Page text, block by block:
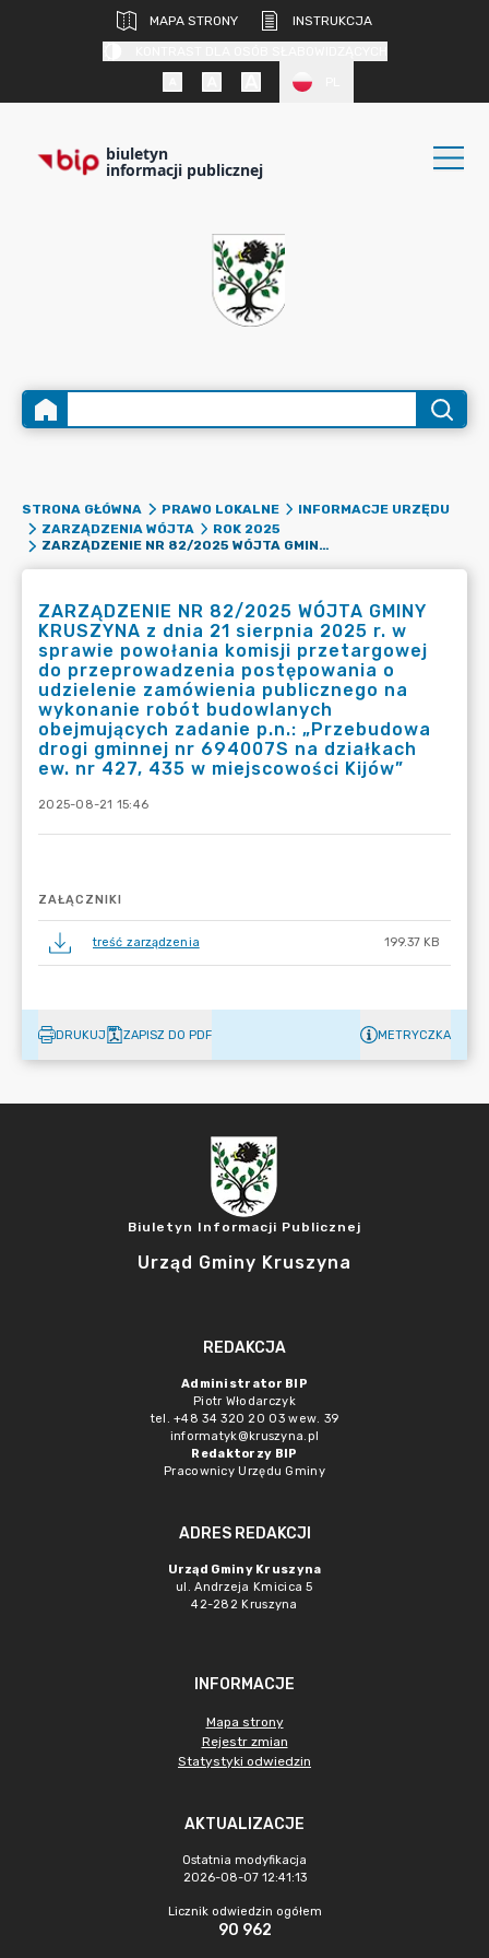
MAPA STRONY
INSTRUKCJA
biuletyn
informacji publicznej
STRONA GŁÓWNA PRAWO LOKALNE
INFORMACJE URZĘDU
ZARZĄDZENIA WÓJTA
ROK 2025
ZARZĄDZENIE NR 82/2025 WÓJTA GMINY KRUSZYNA Z DNIA 21 SIERPNIA 2025 R. W SPRAWIE POWOŁANIA KOMISJI PRZETARGOWEJ DO PRZEPROWADZENIA POSTĘPOWANIA O UDZIELENIE ZAMÓWIENIA PUBLICZNEGO NA WYKONANIE ROBÓT BUDOWLANYCH OBEJMUJĄCYCH ZADANIE P.N.: „PRZEBUDOWA DROGI GMINNEJ NR 694007S NA DZIAŁKACH EW. NR 427, 435 W MIEJSCOWOŚCI KIJÓW”
ZARZĄDZENIE NR 82/2025 WÓJTA GMINY
KRUSZYNA z dnia 21 sierpnia 2025 r. w
sprawie powołania komisji przetargowej
do przeprowadzenia postępowania o
udzielenie zamówienia publicznego na
wykonanie robót budowlanych
obejmujących zadanie p.n.: „Przebudowa
drogi gminnej nr 694007S na działkach
ew. nr 427, 435 w miejscowości Kijów”
2025-08-21 15:46
ZAŁĄCZNIKI
treść zarządzenia 199.37 KB
DRUKUJ ZAPISZ DO PDF METRYCZKA
Biuletyn Informacji Publicznej
Urząd Gminy Kruszyna
REDAKCJA
Administrator BIP
Piotr Włodarczyk
tel. +48 34 320 20 03 wew. 39
informatyk@kruszyna.pl
Redaktorzy BIP
Pracownicy Urzędu Gminy
ADRES REDAKCJI
Urząd Gminy Kruszyna
ul. Andrzeja Kmicica 5
42-282 Kruszyna
INFORMACJE
Mapa strony
Rejestr zmian
Statystyki odwiedzin
AKTUALIZACJE
Ostatnia modyfikacja
2026-08-07 12:41:13
Licznik odwiedzin ogółem
90 962